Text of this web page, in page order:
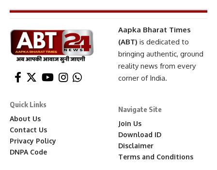
Aapka Bharat Times
(ABT) is dedicated to
bringing authentic, ground
reality news from every
corner of India.
Quick Links
About Us
Contact Us
Privacy Policy
DNPA Code
Navigate Site
Join Us
Download ID
Disclaimer
Terms and Conditions